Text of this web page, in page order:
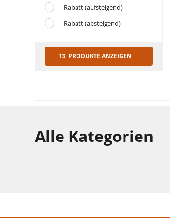
Rabatt (aufsteigend)
Rabatt (absteigend)
13 PRODUKTE ANZEIGEN
Alle Kategorien